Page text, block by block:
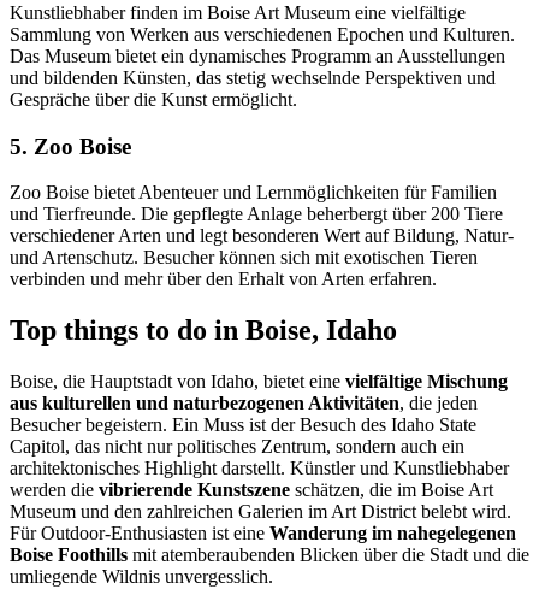
Kunstliebhaber finden im Boise Art Museum eine vielfältige
Sammlung von Werken aus verschiedenen Epochen und Kulturen.
Das Museum bietet ein dynamisches Programm an Ausstellungen
und bildenden Künsten, das stetig wechselnde Perspektiven und
Gespräche über die Kunst ermöglicht.
5. Zoo Boise
Zoo Boise bietet Abenteuer und Lernmöglichkeiten für Familien
und Tierfreunde. Die gepflegte Anlage beherbergt über 200 Tiere
verschiedener Arten und legt besonderen Wert auf Bildung, Natur-
und Artenschutz. Besucher können sich mit exotischen Tieren
verbinden und mehr über den Erhalt von Arten erfahren.
Top things to do in Boise, Idaho
Boise, die Hauptstadt von Idaho, bietet eine vielfältige Mischung
aus kulturellen und naturbezogenen Aktivitäten, die jeden
Besucher begeistern. Ein Muss ist der Besuch des Idaho State
Capitol, das nicht nur politisches Zentrum, sondern auch ein
architektonisches Highlight darstellt. Künstler und Kunstliebhaber
werden die vibrierende Kunstszene schätzen, die im Boise Art
Museum und den zahlreichen Galerien im Art District belebt wird.
Für Outdoor-Enthusiasten ist eine Wanderung im nahegelegenen
Boise Foothills mit atemberaubenden Blicken über die Stadt und die
umliegende Wildnis unvergesslich.